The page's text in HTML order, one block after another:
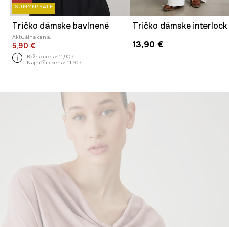
SUMMER SALE
Tričko dámske bavlnené
Aktuálna cena:
5,90 €
Bežná cena: 11,90 €
Najnižšia cena: 11,90 €
Tričko dámske interlock
13,90 €